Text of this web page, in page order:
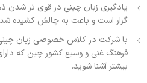
یادگیری زبان چینی در قوی تر شدن
گزار است و باعث به چالش کشیده
با شرکت در کلاس خصوصی زبان چینی
بیشتر آشنا شوید.